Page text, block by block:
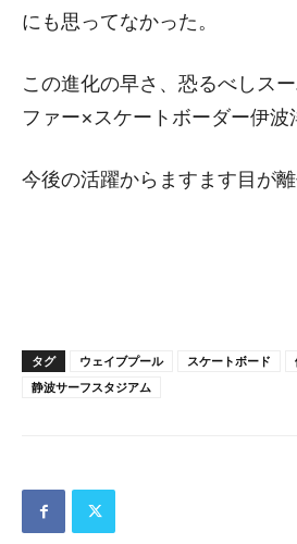
にも思ってなかった。
この進化の早さ、恐るべしス
ファー×スケートボーダー伊波
今後の活躍からますます目が離
タグ ウェイブプール スケートボード
静波サーフスタジアム